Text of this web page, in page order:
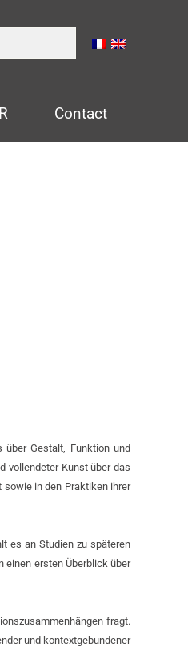
Contact
Gestalt, Funktion und
vollendeter Kunst über das
in den Praktiken ihrer
es an Studien zu späteren
einen ersten Überblick über
fragt.
und kontextgebundener